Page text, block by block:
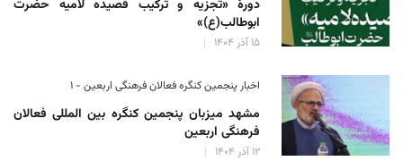
دورهٔ «تجزیه و ترکیب قصیده لامیه حضرت
ابوطالب(ع)»
۱۵ آذر ۱۴۰۴
اخبار پنجمین کنگره فعالان فرهنگی اربعین - ۱
مشهد میزبان پنجمین کنگره بین المللی فعالان
فرهنگی اربعین
۱۲ آذر ۱۴۰۴